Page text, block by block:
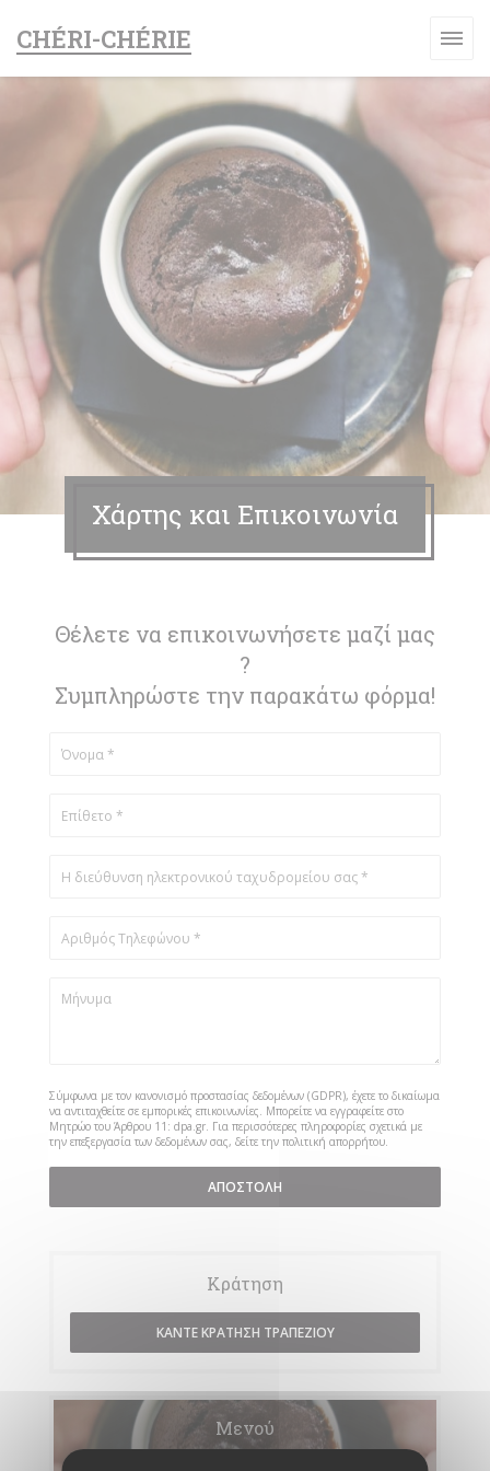
CHÉRI-CHÉRIE
Χάρτης και Επικοινωνία
Θέλετε να επικοινωνήσετε μαζί μας
?
Συμπληρώστε την παρακάτω φόρμα!
Σύμφωνα με τον κανονισμό προστασίας δεδομένων (GDPR), έχετε το δικαίωμα
να αντιταχθείτε σε εμπορικές επικοινωνίες. Μπορείτε να εγγραφείτε στο
Μητρώο του Άρθρου 11: dpa.gr. Για περισσότερες πληροφορίες σχετικά με
την επεξεργασία των δεδομένων σας, δείτε την πολιτική απορρήτου.
Κράτηση
ΚΆΝΤΕ ΚΡΆΤΗΣΗ ΤΡΑΠΕΖΙΟΎ
Μενού